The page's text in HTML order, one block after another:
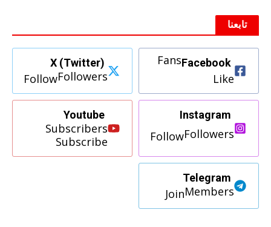
تابعنا
Facebook
Fans
Like
X (Twitter)
Followers
Follow
Instagram
Followers
Follow
Youtube
Subscribers
Subscribe
Telegram
Members
Join